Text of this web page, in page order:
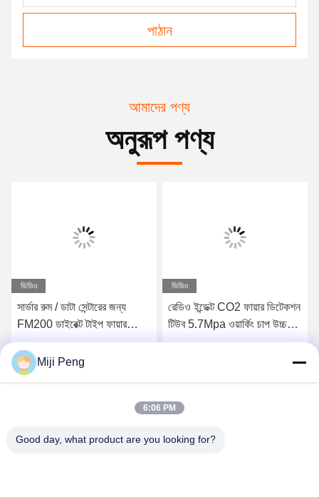
পাঠান
আমাদের পণ্য
অনুরূপ পণ্য
ভিডিও
সার্ভার রুম / ডাটা সেন্টারের জন্য
FM200 ডাইরেক্ট টাইপ ফায়ার
ডিটেকশন টিউব একক জোন
সেরা দাম পান
ভিডিও
রেডিও ইন্ডেক্ট CO2 ফায়ার ডিটেকশন
টিউব 5.7Mpa ওয়ার্কিং চাপ উচ্চ
মানের সস্তা দাম
Miji Peng
6:06 PM
Good day, what product are you looking for?